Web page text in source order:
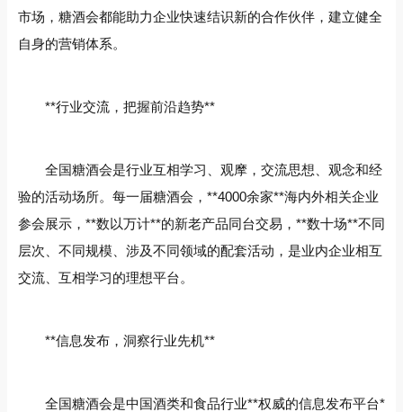
市场，糖酒会都能助力企业快速结识新的合作伙伴，建立健全
自身的营销体系。
**行业交流，把握前沿趋势**
全国糖酒会是行业互相学习、观摩，交流思想、观念和经
验的活动场所。每一届糖酒会，**4000余家**海内外相关企业
参会展示，**数以万计**的新老产品同台交易，**数十场**不同
层次、不同规模、涉及不同领域的配套活动，是业内企业相互
交流、互相学习的理想平台。
**信息发布，洞察行业先机**
全国糖酒会是中国酒类和食品行业**权威的信息发布平台*